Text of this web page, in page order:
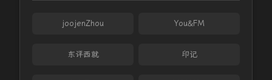
joojenZhou You&FM
东评西就 印记